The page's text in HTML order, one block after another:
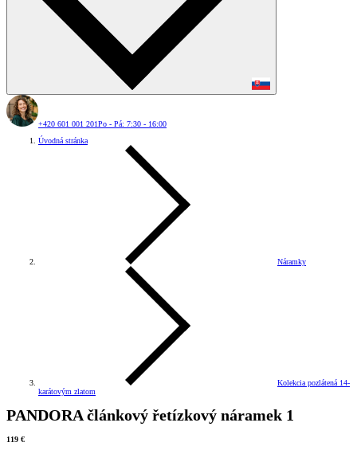
+420 601 001 201Po - Pá: 7:30 - 16:00
Úvodná stránka
Náramky
Kolekcia pozlátená 14-
karátovým zlatom
PANDORA článkový řetízkový náramek 1
119 €